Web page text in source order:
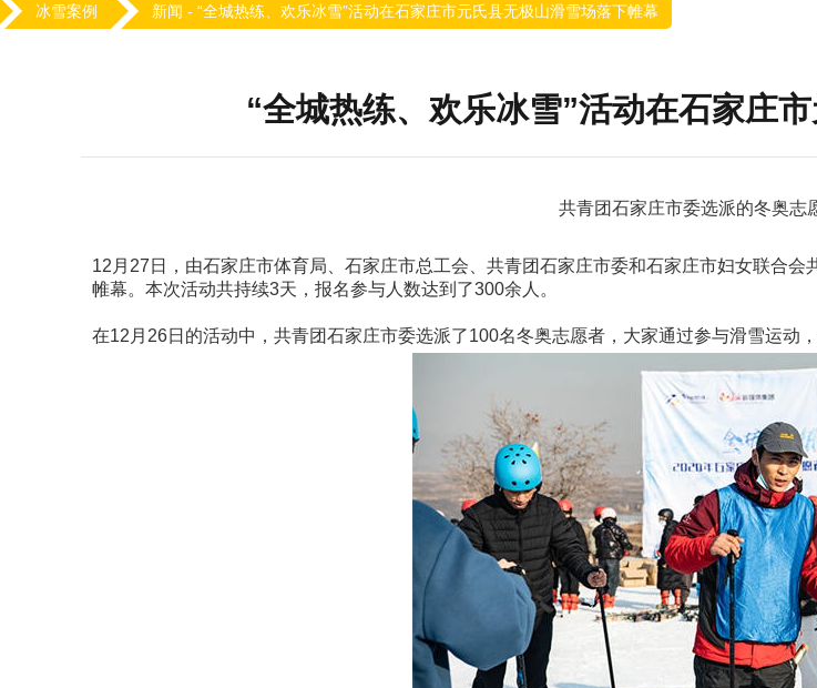
冰雪案例 新闻 - “全城热练、欢乐冰雪”活动在石家庄市元氏县无极山滑雪场落下帷幕
“全城热练、欢乐冰雪”活动在石家庄
共青团石家庄市委选派的冬奥志
12月27日，由石家庄市体育局、石家庄市总工会、共青团石家庄市委和石家庄市妇女联合
帷幕。本次活动共持续3天，报名参与人数达到了300余人。
在12月26日的活动中，共青团石家庄市委选派了100名冬奥志愿者，大家通过参与滑雪运动